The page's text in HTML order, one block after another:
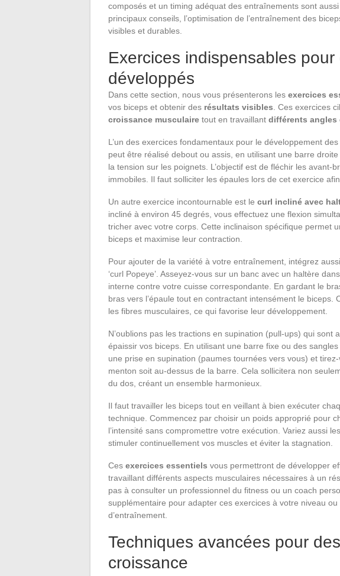
composés et un timing adéquat des entraînements sont
principaux conseils, l’optimisation de l’entraînement des
visibles et durables.
Exercices indispensables pour
développés
Dans cette section, nous vous présenterons les exercices
vos biceps et obtenir des résultats visibles. Ces exercices
croissance musculaire tout en travaillant différents angles
L’un des exercices fondamentaux pour le développement
peut être réalisé debout ou assis, en utilisant une barre
la tension sur les poignets. L’objectif est de fléchir les avant-
immobiles. Il faut solliciter les épaules lors de cet exercice
Un autre exercice incontournable est le curl incliné avec
incliné à environ 45 degrés, vous effectuez une flexion
tricher avec votre corps. Cette inclinaison spécifique permet
biceps et maximise leur contraction.
Pour ajouter de la variété à votre entraînement, intégrez
‘curl Popeye’. Asseyez-vous sur un banc avec un haltère
interne contre votre cuisse correspondante. En gardant le
bras vers l’épaule tout en contractant intensément le biceps.
les fibres musculaires, ce qui favorise leur développement.
N’oublions pas les tractions en supination (pull-ups) qui sont
épaissir vos biceps. En utilisant une barre fixe ou des
une prise en supination (paumes tournées vers vous) et
menton soit au-dessus de la barre. Cela sollicitera non
du dos, créant un ensemble harmonieux.
Il faut travailler les biceps tout en veillant à bien exécuter
technique. Commencez par choisir un poids approprié pour
l’intensité sans compromettre votre exécution. Variez aussi
stimuler continuellement vos muscles et éviter la stagnation.
Ces exercices essentiels vous permettront de développer
travaillant différents aspects musculaires nécessaires à un
pas à consulter un professionnel du fitness ou un coach
supplémentaire pour adapter ces exercices à votre niveau
d’entraînement.
Techniques avancées pour
croissance